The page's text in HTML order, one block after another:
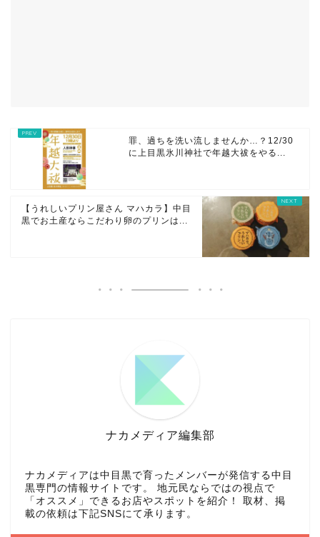
罪、過ちを洗い流しませんか…？12/30
に上目黒氷川神社で年越大祓をやる...
【うれしいプリン屋さん マハカラ】中目
黒でお土産ならこだわり卵のプリンは...
ナカメディア編集部
ナカメディアは中目黒で育ったメンバーが発信する中目
黒専門の情報サイトです。 地元民ならではの視点で
「オススメ」できるお店やスポットを紹介！ 取材、掲
載の依頼は下記SNSにて承ります。